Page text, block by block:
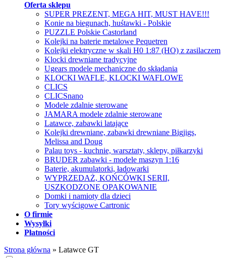
Oferta sklepu
SUPER PREZENT, MEGA HIT, MUST HAVE!!!
Konie na biegunach, huśtawki - Polskie
PUZZLE Polskie Castorland
Kolejki na baterie metalowe Pequetren
Kolejki elektryczne w skali H0 1:87 (HO) z zasilaczem
Klocki drewniane tradycyjne
Ugears modele mechaniczne do składania
KLOCKI WAFLE, KLOCKI WAFLOWE
CLICS
CLICSnano
Modele zdalnie sterowane
JAMARA modele zdalnie sterowane
Latawce, zabawki latające
Kolejki drewniane, zabawki drewniane Bigjigs,
Melissa and Doug
Palau toys - kuchnie, warsztaty, sklepy, piłkarzyki
BRUDER zabawki - modele maszyn 1:16
Baterie, akumulatorki, ładowarki
WYPRZEDAŻ, KOŃCÓWKI SERII,
USZKODZONE OPAKOWANIE
Domki i namioty dla dzieci
Tory wyścigowe Cartronic
O firmie
Wysyłki
Płatności
Strona główna » Latawce GT